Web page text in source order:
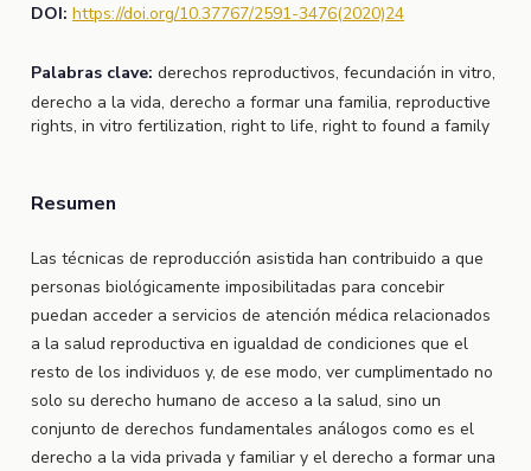
DOI: https://doi.org/10.37767/2591-3476(2020)24
Palabras clave: derechos reproductivos, fecundación in vitro,
derecho a la vida, derecho a formar una familia, reproductive
rights, in vitro fertilization, right to life, right to found a family
Resumen
Las técnicas de reproducción asistida han contribuido a que
personas biológicamente imposibilitadas para concebir
puedan acceder a servicios de atención médica relacionados
a la salud reproductiva en igualdad de condiciones que el
resto de los individuos y, de ese modo, ver cumplimentado no
solo su derecho humano de acceso a la salud, sino un
conjunto de derechos fundamentales análogos como es el
derecho a la vida privada y familiar y el derecho a formar una